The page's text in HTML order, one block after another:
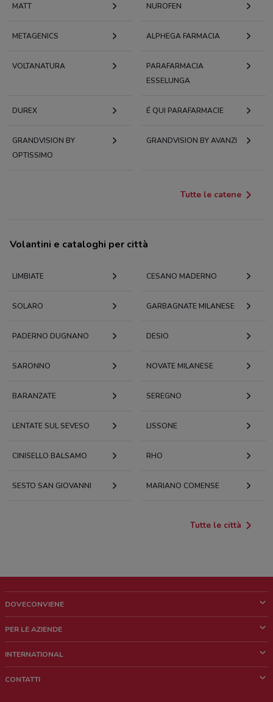
MATT NUROFEN
METAGENICS ALPHEGA FARMACIA
VOLTANATURA
PARAFARMACIA
ESSELUNGA
DUREX É QUI PARAFARMACIE
GRANDVISION BY
OPTISSIMO
GRANDVISION BY AVANZI
Tutte le catene
Volantini e cataloghi per città
LIMBIATE CESANO MADERNO
SOLARO GARBAGNATE MILANESE
PADERNO DUGNANO DESIO
SARONNO NOVATE MILANESE
BARANZATE SEREGNO
LENTATE SUL SEVESO LISSONE
CINISELLO BALSAMO RHO
SESTO SAN GIOVANNI MARIANO COMENSE
Tutte le città
DOVECONVIENE
Chi siamo
Lavora con noi
PER LE AZIENDE
Richieste commerciali e marketing
INTERNATIONAL
CONTATTI